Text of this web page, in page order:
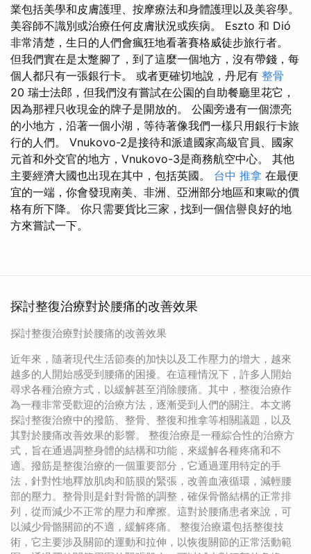
業包括美學和皮膚護理、按摩療法和身體護理以及美容學。
美容師不識別或治療任何皮膚狀況或疾病。 Eszto 和 Dió
非常清楚，生日的人們會瘋狂地看著賽格威徒步旅行者。
但我們實在是太蹩腳了，到了這麼一個地方，沒有帶錢，每
個人都只有一張銀行卡。 或者更確切地說，丹尼有 整骨
20 瑞士法郎，但我們沒有嘗試在公園的自助餐廳里花它，
因為那裡只收現金的牌子是開放的。 公園旁邊有一個漂亮
的小地方，沿著一個小湖，等待著像我們一樣只用銀行卡旅
行的人們。 Vnukovo-2是接待和派遣國家高級官員、國家
元首和外交官的地方，Vnukovo-3是商務航空中心。 其他
主要經濟大國也出現在其中，包括英國。 台中 推拿 在最便
宜的一端，你會發現南美、非洲、亞洲部分地區和東歐的價
格有所下降。 你只需要貨比三家，找到一個信譽良好的地
方來嘗試一下。
探討整復治療對於腰痛的改善效果
探討整復治療對於腰痛的改善效果
近年來，隨著現代生活節奏的加快以及工作壓力的增大，越來
越多的人開始感受到腰痛的困擾。在這種情況下，許多人開始
尋求各種治療方式，以緩解甚至消除腰痛。其中，整復治療作
為一種非常受歡迎的治療方法，逐漸受到人們的關注。本文將
探討整復治療中的撥筋、整骨、整復和推拿等相關議題，以及
其對於腰痛改善效果的影響。 整復治療是一種綜合性的治療方
式，旨在通過調整身體的結構和功能，來緩解各種疼痛和不
適。撥筋是整復治療的一個重要部分，它通過運用特定的手
法，針對性地釋放肌肉和筋膜的緊張，改善血液循環，減輕腰
部的壓力。整骨則是針對骨骼的調整，確保骨骼結構的正常排
列，從而減少不正常的壓力和摩擦。這對於腰痛患者來說，可
以減少骨骼關節的不適，緩解疼痛。 整復治療還包括整復技
術，它主要涉及關節的運動和拉伸，以恢復關節的正常活動範